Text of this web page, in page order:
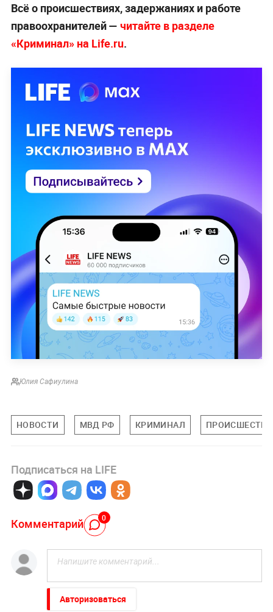
Всё о происшествиях, задержаниях и работе
правоохранителей — читайте в разделе
«Криминал» на Life.ru.
Юлия Сафиулина
НОВОСТИ МВД РФ КРИМИНАЛ
Подписаться на LIFE
Комментарий 0
Авторизоваться